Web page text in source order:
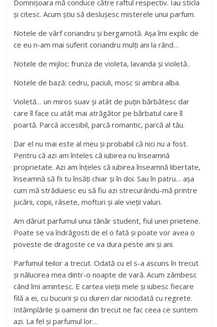
Domnișoara mă conduce către raftul respectiv. Iau sticla
și citesc. Acum știu să deslușesc misterele unui parfum.
Notele de vârf coriandru și bergamotă. Așa îmi explic de
ce eu n-am mai suferit coriandru mulți ani la rând…
Notele de mijloc: frunza de violeta, lavanda și violetă..
Notele de bază: cedru, paciuli, mosc si ambra alba.
Violetă… un miros suav și atât de puțin bărbătesc dar
care îl face cu atât mai atrăgător pe bărbatul care îl
poartă. Parcă accesibil, parcă romantic, parcă al tău.
Dar el nu mai este al meu și probabil că nici nu a fost.
Pentru că azi am înteles că iubirea nu înseamnă
proprietate. Azi am înțeles că iubirea înseamnă libertate,
înseamnă să fii tu însăți chiar și în doi. Sau în patru… așa
cum mă străduiesc eu să fiu azi strecurându-mă printre
jucării, copii, râsete, mofturi și ale vieții valuri.
Am dăruit parfumul unui tânăr student, fiul unei prietene.
Poate se va îndrăgosti de el o fată și poate vor avea o
poveste de dragoste ce va dura peste ani și ani.
Parfumul teilor a trecut. Odată cu el s-a ascuns în trecut
și nălucirea mea dintr-o noapte de vară. Acum zâmbesc
când îmi amintesc. E cartea vieții mele și iubesc fiecare
filă a ei, cu bucurii și cu dureri dar niciodată cu regrete.
Intâmplările și oamenii din trecut ne fac ceea ce suntem
azi. La fel și parfumul lor…